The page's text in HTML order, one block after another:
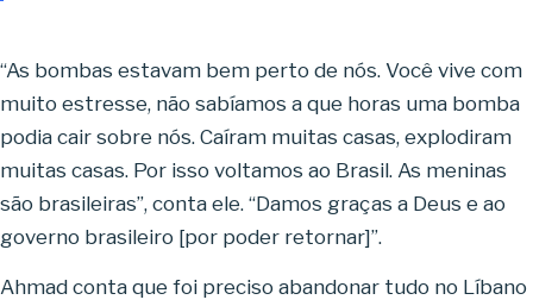
“As bombas estavam bem perto de nós. Você vive com
muito estresse, não sabíamos a que horas uma bomba
podia cair sobre nós. Caíram muitas casas, explodiram
muitas casas. Por isso voltamos ao Brasil. As meninas
são brasileiras”, conta ele. “Damos graças a Deus e ao
governo brasileiro [por poder retornar]”.
Ahmad conta que foi preciso abandonar tudo no Líbano